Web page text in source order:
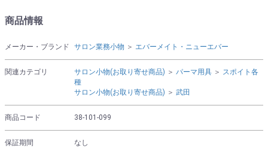
商品情報
メーカー・ブランド サロン業務小物 ＞ エバーメイト・ニューエバー
関連カテゴリ サロン小物(お取り寄せ商品) ＞ パーマ用具 ＞ スポイト各
種
サロン小物(お取り寄せ商品) ＞ 武田
商品コード 38-101-099
保証期間 なし